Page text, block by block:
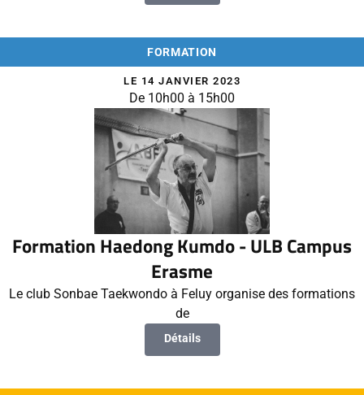
FORMATION
LE 14 JANVIER 2023
De 10h00 à 15h00
Formation Haedong Kumdo - ULB Campus
Erasme
Le club Sonbae Taekwondo à Feluy organise des formations
de
Détails